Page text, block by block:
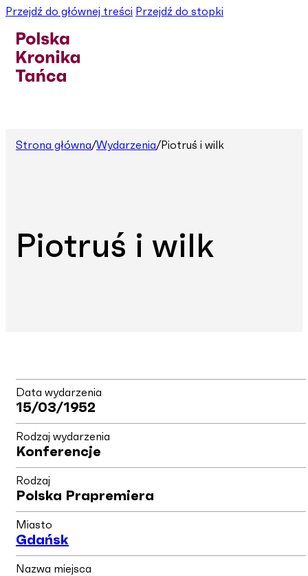
Przejdź do głównej treści Przejdź do stopki
Strona główna/Wydarzenia/Piotruś i wilk
Piotruś i wilk
Data wydarzenia
15/03/1952
Rodzaj wydarzenia
Konferencje
Rodzaj
Polska Prapremiera
Miasto
Gdańsk
Nazwa miejsca